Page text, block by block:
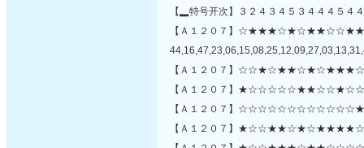
【▂特号开次】３２４３４５３４４４５４
【Ａ１２０７】
【Ａ１２０７】
【Ａ１２０７】
【Ａ１２０７】
【Ａ１２０７】